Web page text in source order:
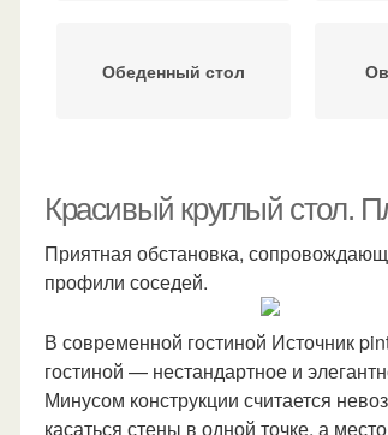
Обеденный стол
Красивый круглый стол.
Приятная обстановка,
профили соседей.
В современной гостиной Источник
гостиной — нестандартное и
Минусом конструкции считается
касаться стены в одной точке, а